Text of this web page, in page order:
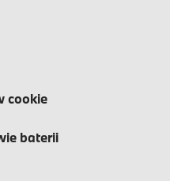
cookie
baterii